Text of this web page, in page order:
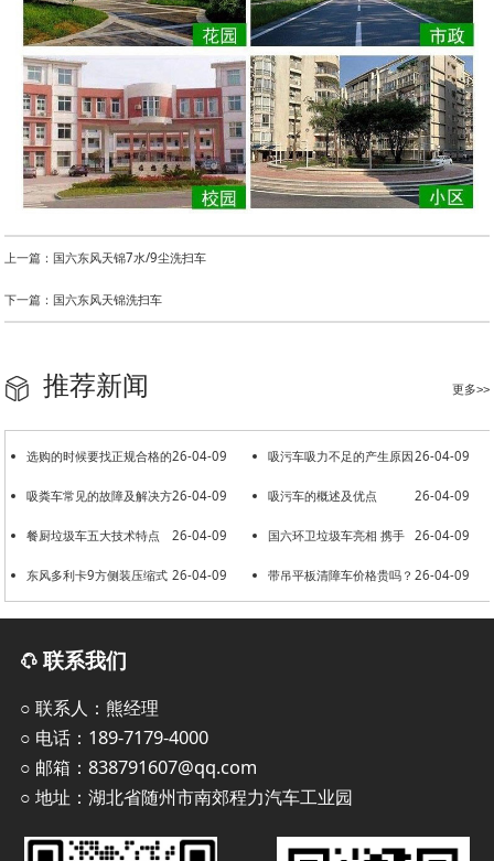
上一篇：国六东风天锦7水/9尘洗扫车
下一篇：国六东风天锦洗扫车
更多>>
推荐新闻
26-04-09
选购的时候要找正规合格的
洒水车厂家
26-04-09
吸污车吸力不足的产生原因
26-04-09
吸粪车常见的故障及解决方
法
26-04-09
吸污车的概述及优点
26-04-09
餐厨垃圾车五大技术特点 26-04-09
国六环卫垃圾车亮相 携手
共建美好环境
26-04-09
东风多利卡9方侧装压缩式 26-04-09
带吊平板清障车价格贵吗？
联系我们
○ 联系人：熊经理
○ 电话：189-7179-4000
○ 邮箱：838791607@qq.com
○ 地址：湖北省随州市南郊程力汽车工业园